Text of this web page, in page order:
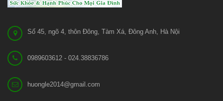
Số 45, ngõ 4, thôn Đông, Tàm Xá, Đông Anh, Hà Nội
0989603612 - 024.38836786
huongle2014@gmail.com